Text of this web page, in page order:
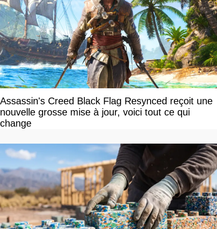
Assassin's Creed Black Flag Resynced reçoit une
nouvelle grosse mise à jour, voici tout ce qui
change